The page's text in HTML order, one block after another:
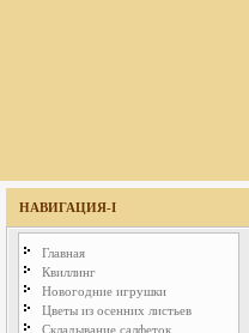
НАВИГАЦИЯ-I
Главная
Квиллинг
Новогодние игрушки
Цветы из осенних листьев
Складывание салфеток